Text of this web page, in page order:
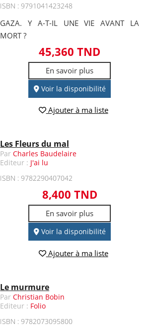
ISBN : 9791041423248
GAZA. Y A-T-IL UNE VIE AVANT LA
MORT ?
45,360 TND
En savoir plus
Voir la disponibilité
Ajouter à ma liste
Les Fleurs du mal
ParCharles Baudelaire
Editeur : J'ai lu
ISBN : 9782290407042
8,400 TND
En savoir plus
Voir la disponibilité
Ajouter à ma liste
Le murmure
ParChristian Bobin
Editeur : Folio
ISBN : 9782073095800